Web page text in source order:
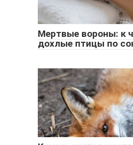
Мертвые вороны: к
дохлые птицы по